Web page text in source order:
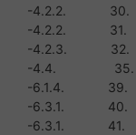
-4.2.2. 30.
-4.2.2. 31.
-4.2.3. 32.
-4.4. 35.
-6.1.4. 39.
-6.3.1. 40.
-6.3.1. 41.